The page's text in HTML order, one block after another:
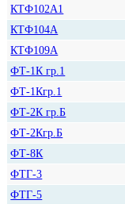
КТФ102А1
КТФ104А
КТФ109А
ФТ-1К гр.1
ФТ-1Кгр.1
ФТ-2К гр.Б
ФТ-2Кгр.Б
ФТ-8К
ФТГ-3
ФТГ-5